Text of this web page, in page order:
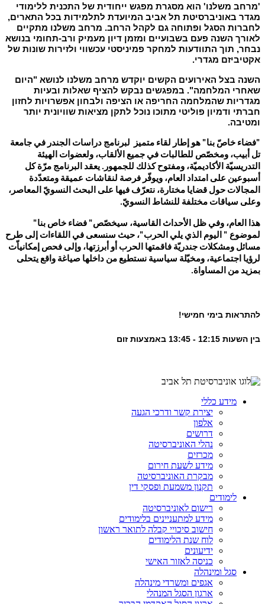
'מרחב משלנו' הוא מסגרת מפגש ייחודית של התכנית ללימודי
מגדר באוניברסיטת תל אביב המיועדת לתלמידות בכל התארים,
לחברות הסגל ופתוחה גם לקהל הרחב. מרחב משלנו מתקיים
לאורך השנה פעם בשבועיים ומזמן דיון מעמיק ורב-תחומי בנושא
נבחר, תוך התוודעות למחקר פמיניסטי עכשווי ולזירות שונות של
אקטיביזם מגדרי.
השנה בצל האירועים הקשים יוקדש מרחב משלנו לנושא "היום
שאחרי המלחמה". במפגשים נבקש להציף שאלות ובעיות
מגדריות שהמלחמה החריפה או הציפה ולבחון אפשרויות לחזון
חברתי ודמיון פוליטי מתוכו נוכל לתקן מציאות שוויונית יותר
ומטיבה.
"فضاء خاصّ بنا" هو إطار لقاء متميز لبرنامج دراسات الجندر في جامعة
تل أبيب، ومخصّص للطالبات في جميع الألقاب، ولعضوات الهيئة
التدريسيّة الأكاديميّة، ومفتوح كذلك للجمهور. يعقد البرنامج مرّة كل
أسبوعين على امتداد العام، ويوفّر فرصة لنقاشات عميقة ومتعدّدة
المجالات حول قضايا مختارة، نتعرّف فيها على البحث النسويّ المعاصر،
وعلى سياقات مختلفة للنشاط النسويّ.
هذا العام، وفي ظل الأحداث القاسية، سيخصّص" فضاء خاص بنا"
لموضوع " اليوم الذي يلي الحرب"، حيث سنسعى في اللقاءات إلى طرح
مسائل ومشكلات جندريّة فاقمتها الحرب أو أبرزتها، وإلى فحص إمكانياّت
لرؤيا اجتماعية، ومخيّلة سياسية نستطيع من داخلها صياغة واقع يتحلى
بمزيد من المساواة.
להתראות בימי חמישי!
בין השעות 12:15 - 13:45 באמצעות זום
מידע כללי
יצירת קשר ודרכי הגעה
אלפון
דרושים
נהלי האוניברסיטה
מכרזים
מידע לשעת חירום
מבקרת האוניברסיטה
תקנון משמעת ופסקי דין
לימודים
רישום לאוניברסיטה
מידע למתעניינים בלימודים
חישוב סיכויי קבלה לתואר ראשון
לוח שנת הלימודים
ידיעונים
כניסה לאזור האישי
סגל ומינהלה
אגפים ומשרדי מינהלה
ארגון הסגל המנהלי